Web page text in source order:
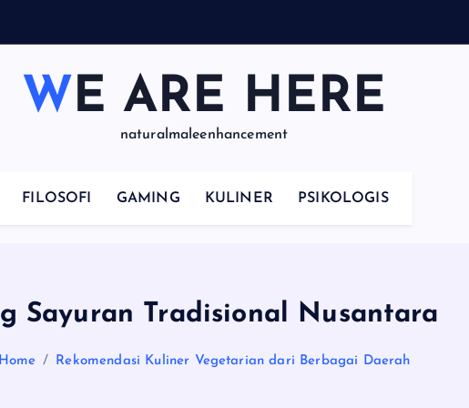
WE ARE HERE
naturalmaleenhancement
FILOSOFI GAMING KULINER PSIKOLOGIS
Sayuran Tradisional Nusantara
Home Rekomendasi Kuliner Vegetarian dari Berbagai Daerah